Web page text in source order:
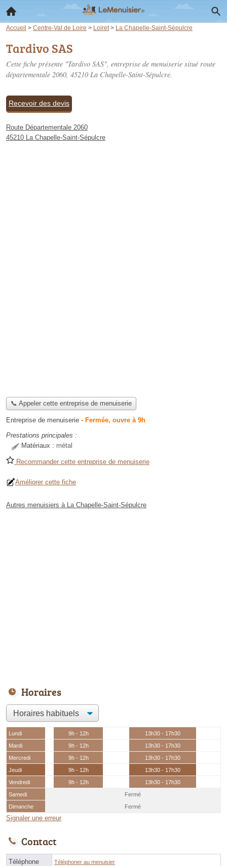
Accueil > Centre-Val de Loire > Loiret > La Chapelle-Saint-Sépulcre
Tardivo SAS
Cette fiche présente "Tardivo SAS", entreprise de menuiserie situé route
départementale 2060, 45210 La Chapelle-Saint-Sépulcre.
Recevoir des devis
Route Départementale 2060
45210 La Chapelle-Saint-Sépulcre
📞 Appeler cette entreprise de menuiserie
Entreprise de menuiserie - Fermée, ouvre à 9h
Prestations principales :
Matériaux : métal
Recommander cette entreprise de menuiserie
Améliorer cette fiche
Autres menuisiers à La Chapelle-Saint-Sépulcre
Horaires
Lundi 9h - 12h
13h30 - 17h30
Mardi
9h - 12h
13h30 - 17h30
Mercredi
9h - 12h
13h30 - 17h30
Jeudi
9h - 12h
13h30 - 17h30
Vendredi
9h - 12h
13h30 - 17h30
Samedi
Fermé
Dimanche
Fermé
Signaler une erreur
Contact
Téléphone Téléphoner au menuisier